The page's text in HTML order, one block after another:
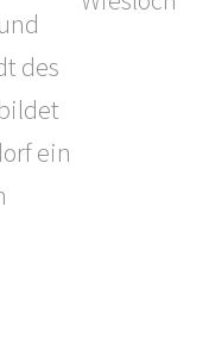
des
ein